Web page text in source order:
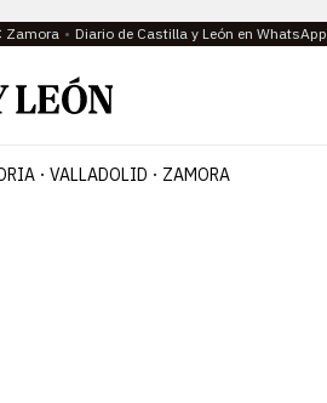
Zamora Diario de Castilla y León en WhatsApp
VALLADOLID ZAMORA